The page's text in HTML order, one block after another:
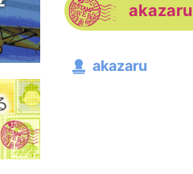
akazaru
akazaru